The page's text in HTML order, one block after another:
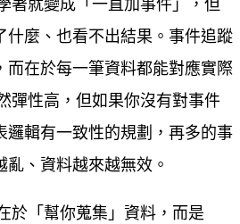
著就變成「一直加事件」，但
什麼、也看不出結果。事件追蹤
而在於每一筆資料都能對應實際
彈性高，但如果你沒有對事件
邏輯有一致性的規劃，再多的事
、資料越來越無效。
於「幫你蒐集」資料，而是